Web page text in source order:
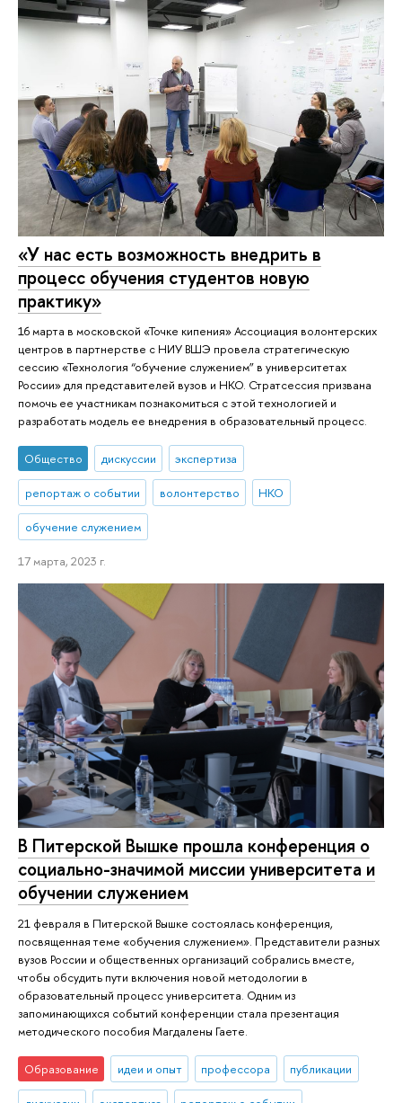
«У нас есть возможность внедрить в
процесс обучения студентов новую
практику»
16 марта в московской «Точке кипения» Ассоциация волонтерских
центров в партнерстве с НИУ ВШЭ провела стратегическую
сессию «Технология “обучение служением” в университетах
России» для представителей вузов и НКО. Стратсессия призвана
помочь ее участникам познакомиться с этой технологией и
разработать модель ее внедрения в образовательный процесс.
Общество дискуссии экспертиза
репортаж о событии волонтерство НКО
обучение служением
17 марта, 2023 г.
В Питерской Вышке прошла конференция о
социально-значимой миссии университета и
обучении служением
21 февраля в Питерской Вышке состоялась конференция,
посвященная теме «обучения служением». Представители разных
вузов России и общественных организаций собрались вместе,
чтобы обсудить пути включения новой методологии в
образовательный процесс университета. Одним из
запоминающихся событий конференции стала презентация
методического пособия Магдалены Гаете.
Образование идеи и опыт профессора публикации